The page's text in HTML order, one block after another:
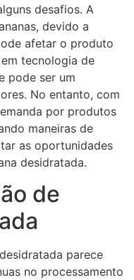
desafios. A
devido a
afetar o produto
tecnologia de
pode ser um
No entanto, com
por produtos
maneiras de
as oportunidades
desidratada.
de
parece
no processamento